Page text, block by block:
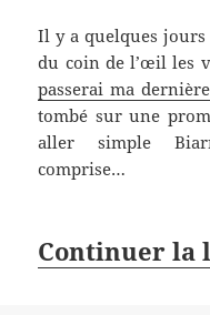
Il y a quelques jours
du coin de l’œil les
passerai ma
tombé sur une
aller simple
comprise…
Continuer la